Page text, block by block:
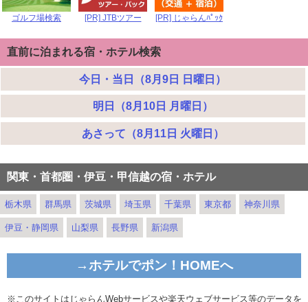
ゴルフ場検索 [PR] JTBツアー [PR] じゃらんﾊﾟｯｸ
直前に泊まれる宿・ホテル検索
今日・当日（8月9日 日曜日）
明日（8月10日 月曜日）
あさって（8月11日 火曜日）
関東・首都圏・伊豆・甲信越の宿・ホテル
栃木県 群馬県 茨城県 埼玉県 千葉県 東京都 神奈川県
伊豆・静岡県 山梨県 長野県 新潟県
→ホテルでポン！HOMEへ
※このサイトはじゃらんWebサービスや楽天ウェブサービス等のデータを